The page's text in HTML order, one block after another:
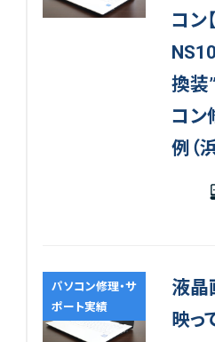
コン
換装
コン
例（
パソコン修理・サ
ポート実績
液晶
映っ